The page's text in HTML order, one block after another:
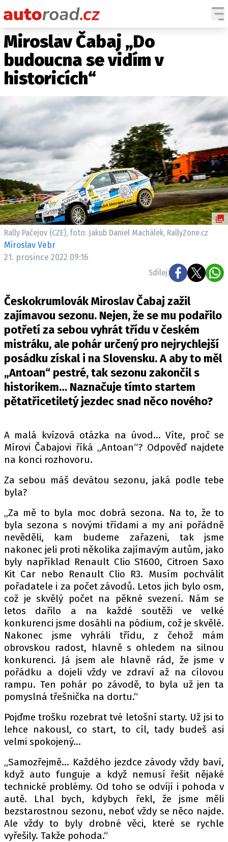
AUTA
TESTY AUT
SPY
ZAJÍMAVOSTI
TECHNIKA
EKONOMIKA
ČESKÝ TRH
TUNING
PROFI
ELEKTRO
NOVINKY ZE SVĚTA EV
TESTY ELEKTROMOBILŮ
RALLY
OSTATNÍ
TISKOVKY
ROZHOVORY
DAKAR
Z DOMOVA
MOTORSPORT
SLEDUJTE NÁS NA |
Máte příběh, fotku nebo video?
Pošlete e-mail na autoroad.cz
ETICKÝ KODEX
KONTAKT
VYDAVATEL
INZERCE
OSOBNÍ ÚDAJE / COOKIES
Provozovatelem serveru autoroad.cz je
INCORP MEDIA GROUP s.r.o., IČ: 118 23 054
Miroslav Čabaj „Do
budoucna se vidím v
historicích“
Rally Pačejov (CZE), foto: Jakub Daniel Machálek, RallyZone.cz
Miroslav Vebr
21. prosince 2022 09:16
Sdílej:
Českokrumlovák Miroslav Čabaj zažil
zajímavou sezonu. Nejen, že se mu podařilo
potřetí za sebou vyhrát třídu v českém
mistráku, ale pohár určený pro nejrychlejší
posádku získal i na Slovensku. A aby to měl
„Antoan“ pestré, tak sezonu zakončil s
historikem… Naznačuje tímto startem
pětatřicetiletý jezdec snad něco nového?
A malá kvízová otázka na úvod… Víte, proč se
Mírovi Čabajovi říká „Antoan“? Odpověď najdete
na konci rozhovoru.
Za sebou máš devátou sezonu, jaká podle tebe
byla?
„Za mě to byla moc dobrá sezona. Na to, že to
byla sezona s novými třídami a my ani pořádně
nevěděli, kam budeme zařazeni, tak jsme
nakonec jeli proti několika zajímavým autům, jako
byly například Renault Clio S1600, Citroen Saxo
Kit Car nebo Renault Clio R3. Musím pochválit
pořadatele i za počet závodů. Letos jich bylo osm,
což je skvělý počet na pěkné svezení. Nám se
letos dařilo a na každé soutěži ve velké
konkurenci jsme dosáhli na pódium, což je skvělé.
Nakonec jsme vyhráli třídu, z čehož mám
obrovskou radost, hlavně s ohledem na silnou
konkurenci. Já jsem ale hlavně rád, že jsme v
pořádku a dojeli vždy ve zdraví až na cílovou
rampu. Ten pohár po závodě, to byla už jen ta
pomyslná třešnička na dortu.“
Pojďme trošku rozebrat tvé letošní starty. Už jsi to
lehce nakousl, co start, to cíl, tady budeš asi
velmi spokojený…
„Samozřejmě… Každého jezdce závody vždy baví,
když auto funguje a když nemusí řešit nějaké
technické problémy. Od toho se odvíjí i pohoda v
autě. Lhal bych, kdybych řekl, že jsme měli
bezstarostnou sezonu, neboť vždy se něco najde.
Ale vždy to byly drobné věci, které se rychle
vyřešily. Takže pohoda.“